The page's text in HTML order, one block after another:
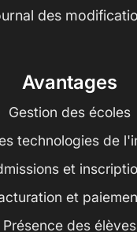
des
Avantages
Gestion des écoles
technologies de
et
et
Présence des élèves